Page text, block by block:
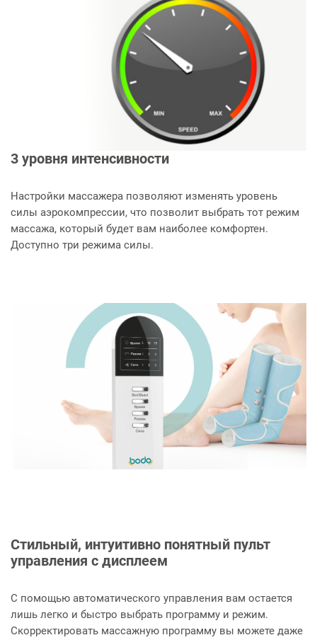
3 уровня интенсивности
Настройки массажера позволяют изменять уровень
силы аэрокомпрессии, что позволит выбрать тот режим
массажа, который будет вам наиболее комфортен.
Доступно три режима силы.
Стильный, интуитивно понятный пульт
управления с дисплеем
С помощью автоматического управления вам остается
лишь легко и быстро выбрать программу и режим.
Скорректировать массажную программу вы можете даже